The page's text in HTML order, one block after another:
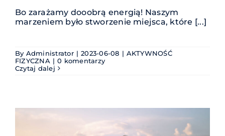
Bo zarażamy dooobrą energią! Naszym
marzeniem było stworzenie miejsca, które [...]
By Administrator | 2023-06-08 | AKTYWNOŚĆ
FIZYCZNA | 0 komentarzy
Czytaj dalej